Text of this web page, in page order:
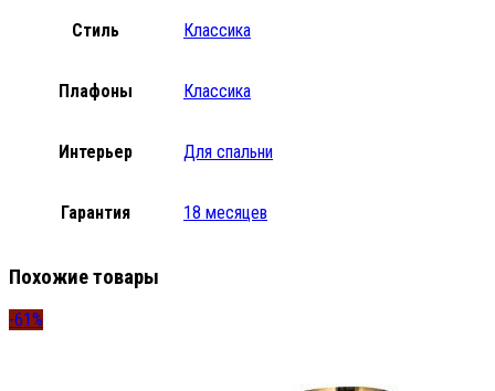
Стиль Классика
Плафоны Классика
Интерьер Для спальни
Гарантия 18 месяцев
Похожие товары
-61%